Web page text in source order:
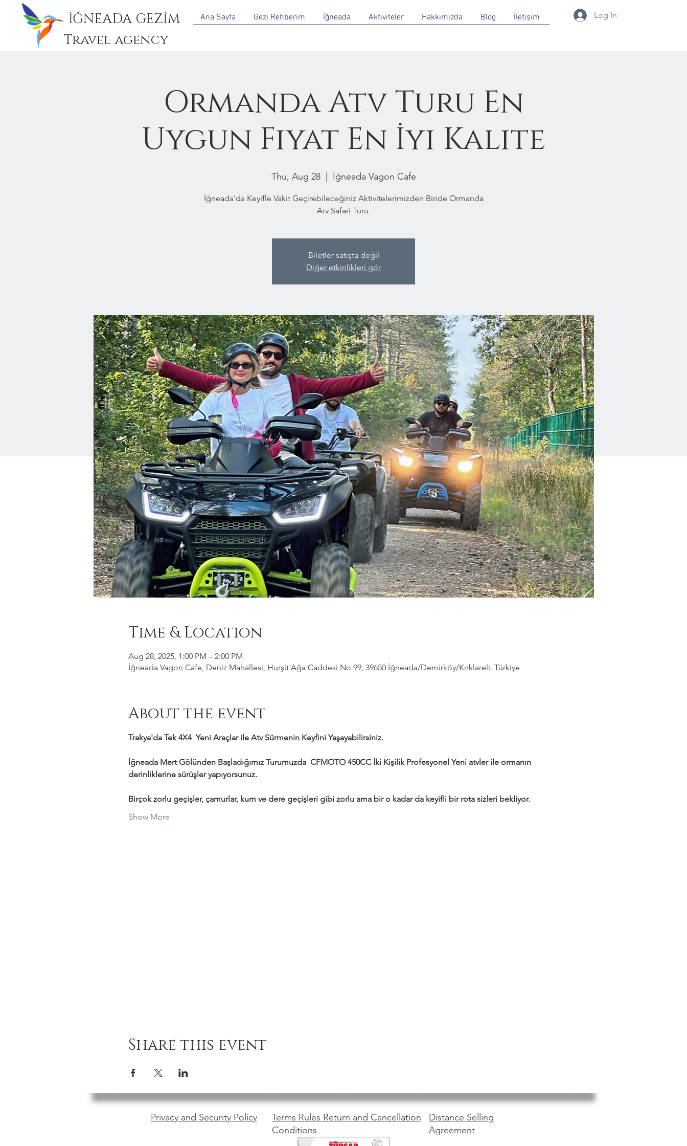
İĞNEADA GEZİM
Travel agency
Ana Sayfa Gezi Rehberim İğneada Aktiviteler Hakkımızda Blog İletişim Log In
Ormanda Atv Turu En
Uygun Fiyat En İyi Kalite
Thu, Aug 28
  |
İğneada Vagon Cafe
İğneada'da Keyifle Vakit Geçirebileceğiniz Aktivitelerimizden Biride Ormanda
Atv Safari Turu.
Biletler satışta değil
Diğer etkinlikleri gör
Time & Location
Aug 28, 2025, 1:00 PM – 2:00 PM
İğneada Vagon Cafe, Deniz Mahallesi, Hurşit Ağa Caddesi No 99, 39650 İğneada/Demirköy/Kırklareli, Türkiye
About the event
Trakya'da Tek 4X4  Yeni Araçlar ile Atv Sürmenin Keyfini Yaşayabilirsiniz.
İğneada Mert Gölünden Başladığımız Turumuzda  CFMOTO 450CC İki Kişilik Profesyonel Yeni atvler ile ormanın
derinliklerine sürüşler yapıyorsunuz.
Birçok zorlu geçişler, çamurlar, kum ve dere geçişleri gibi zorlu ama bir o kadar da keyifli bir rota sizleri bekliyor.
Show More
Share this event
Privacy and Security Policy
Terms Rules Return and Cancellation
Conditions
Distance Selling
Agreement